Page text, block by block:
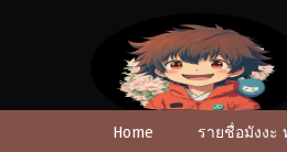
Home รายชื่อมังงะ